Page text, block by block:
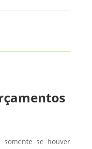
somente se houver